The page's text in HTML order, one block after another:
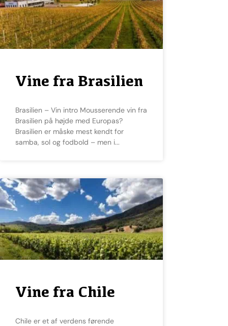
Vine fra Brasilien
Brasilien – Vin intro Mousserende vin fra
Brasilien på højde med Europas?
Brasilien er måske mest kendt for
samba, sol og fodbold – men i
Vine fra Chile
Chile er et af verdens førende